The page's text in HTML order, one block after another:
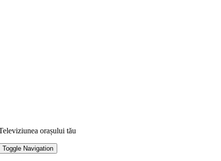
orașului tău
Toggle Navigation